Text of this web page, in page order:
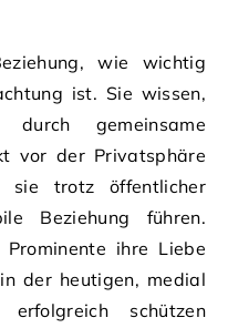
wie wichtig
ist. Sie wissen,
gemeinsame
vor der Privatsphäre
sie trotz öffentlicher
Beziehung führen.
ihre Liebe
der heutigen, medial
schützen